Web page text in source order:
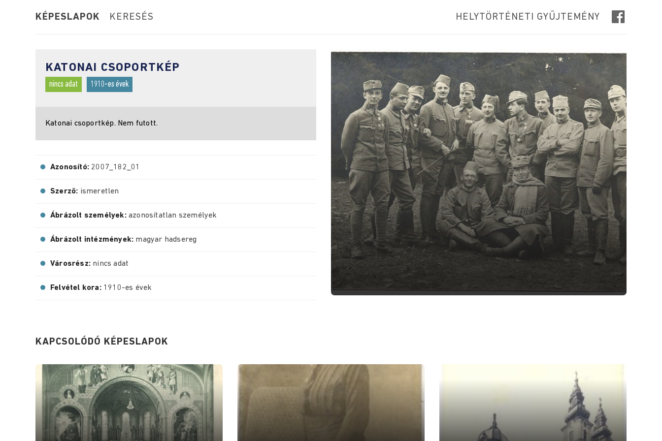
KÉPESLAPOK KERESÉS HELYTÖRTÉNETI GYŰJTEMÉNY
KATONAI CSOPORTKÉP
nincs adat 1910-es évek
Katonai csoportkép. Nem futott.
Azonosító: 2007_182_01
Szerző: ismeretlen
Ábrázolt személyek: azonosítatlan személyek
Ábrázolt intézmények: magyar hadsereg
Városrész: nincs adat
Felvétel kora: 1910-es évek
KAPCSOLÓDÓ KÉPESLAPOK